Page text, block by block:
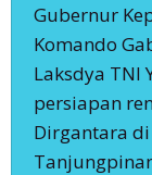
Gubernur
Komando
Laksdya TNI
persiapan
Dirgantara